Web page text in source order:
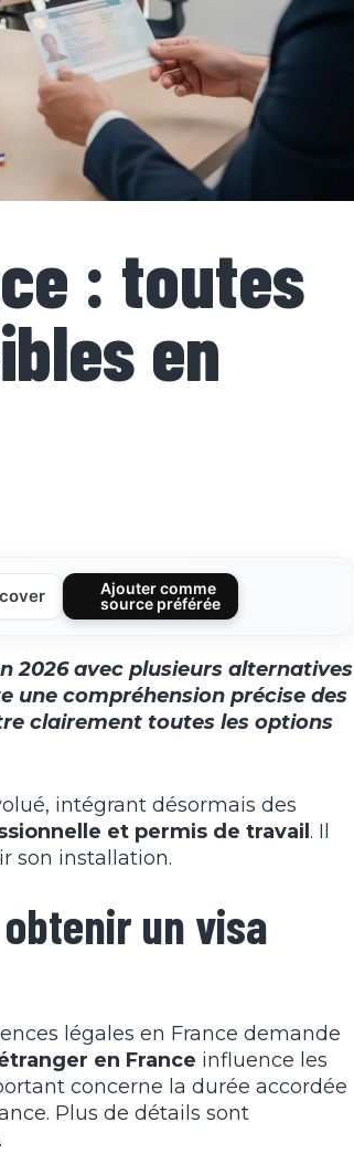
: toutes
en
Ajouter comme
source préférée
2026 avec plusieurs alternatives
une compréhension précise des
clairement toutes les options
intégrant désormais des
et permis de travail . Il
son installation.
un visa
légales en France demande
en France influence les
concerne la durée accordée
Plus de détails sont